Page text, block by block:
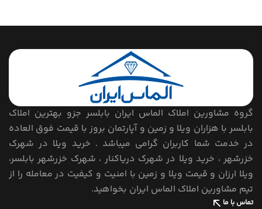
گروه مشاورین املاک الماس ایران بابلسر جزو بهترین املاک
بابلسر با هزاران ویلا و زمین و آپارتمان بروز با قیمت فوق العاده
در خدمت شما کاربران گرامی میباشد . خرید ویلا در شهرک
خزرشهر ، خرید ویلا در شهرک دریاکنار ، شهرک خزرشهر بابلسر،
ویلا ارزان و قیمت ویلا و زمین با امنیت و کیفیت در معامله را از
تیم مشاورین املاک الماس ایران بخواهید.
تماس با ما